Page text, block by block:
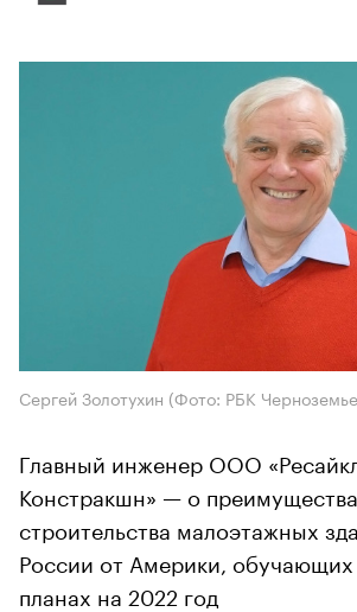
Сергей Золотухин (Фото: РБК
Главный инженер ООО
Констракшн» — о
строительства малоэтажных
России от Америки, обучающих
планах на 2022 год